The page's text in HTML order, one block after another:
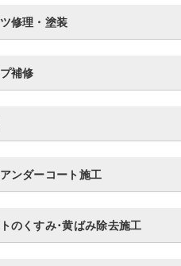
修理・塗装
補修
ンダーコート施工
のくすみ･黄ばみ除去施工